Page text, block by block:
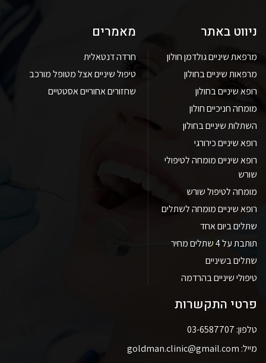
ניווט באתר
מרפאת שיניים גולדמן חולון
מרפאות שיניים בחולון
רופא שיניים בחולון
מומחה חניכיים חולון
השתלות שיניים בחולון
רופא שיניים כירורגי
רופא שיניים מומחה לטיפולי
שורש
מומחה לטיפול שורש
רופא שיניים מומחה לשתלים
שתלים ביום אחד
תותבת על 4 שתלים מחיר
שתלים בשיניים
טיפולי שיניים בהרדמה
מאמרים
חרדה דנטאלית
טיפול שיניים אצל מטופל מורכב
שחזורים אחוריים אסטטיים
פרטי התקשרות
טלפון: 03-6587707
מייל: goldman.clinic@gmail.com